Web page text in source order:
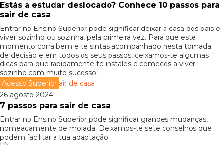
Estás a estudar deslocado? Conhece 10 passos para
sair de casa
Entrar no Ensino Superior pode significar deixar a casa dos pais e
viver sozinho ou sozinha, pela primeira vez. Para que este
momento corra bem e te sintas acompanhado nesta tomada
de decisão e em todos os seus passos, deixamos-te algumas
dicas para que rapidamente te instales e comeces a viver
sozinho com muito sucesso.
Acesso Superior
26 agosto 2024
7 passos para sair de casa
Entrar no Ensino Superior pode significar grandes mudanças,
nomeadamente de morada. Deixamos-te sete conselhos que
podem facilitar a tua adaptação.